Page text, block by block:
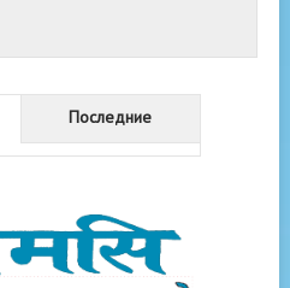
Последние